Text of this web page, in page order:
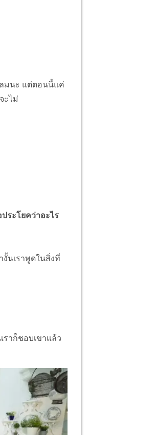
ลมนะ แต่ตอนนี้แค่
ะไม่
ระโยคว่าอะไร
นเราพูดในสิ่งที่
ราก็ชอบเขาแล้ว